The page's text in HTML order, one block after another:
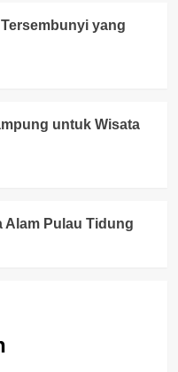
yang
untuk Wisata
Alam Pulau Tidung